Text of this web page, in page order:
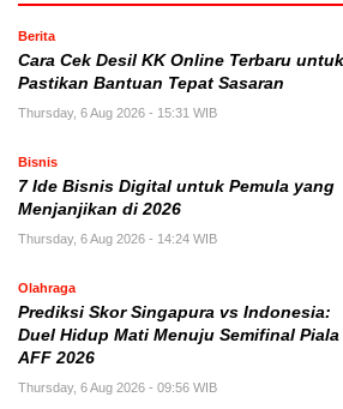
Berita
Cara Cek Desil KK Online Terbaru untuk
Pastikan Bantuan Tepat Sasaran
Thursday, 6 Aug 2026 - 15:31 WIB
Bisnis
7 Ide Bisnis Digital untuk Pemula yang
Menjanjikan di 2026
Thursday, 6 Aug 2026 - 14:24 WIB
Olahraga
Prediksi Skor Singapura vs Indonesia:
Duel Hidup Mati Menuju Semifinal Piala
AFF 2026
Thursday, 6 Aug 2026 - 09:56 WIB